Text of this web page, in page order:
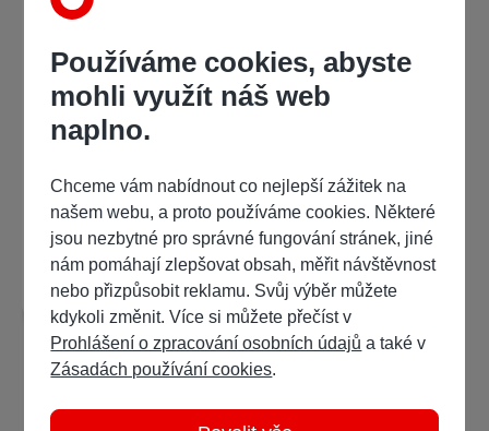
Andrea Kabeláčová
Trhni si!
169 Kč/ 271 bodů
Detail Ukázka:
Používáme cookies, abyste
mohli využít náš web
naplno.
Chceme vám nabídnout co nejlepší zážitek na
našem webu, a proto používáme cookies. Některé
jsou nezbytné pro správné fungování stránek, jiné
nám pomáhají zlepšovat obsah, měřit návštěvnost
nebo přizpůsobit reklamu. Svůj výběr můžete
kdykoli změnit. Více si můžete přečíst v
Prohlášení o zpracování osobních údajů a také v
Zásadách používání cookies.